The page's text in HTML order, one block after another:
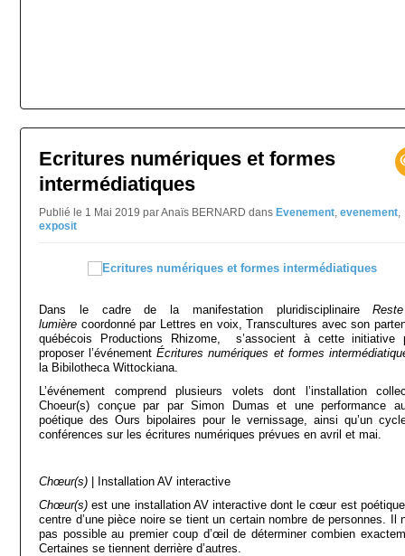
Ecritures numériques et formes
intermédiatiques
Publié le 1 Mai 2019 par Anaïs BERNARD dans Evenement, evenement,
exposit
Dans le cadre de la manifestation pluridisciplinaire
lumière coordonné par Lettres en voix, Transcultures avec son
québécois Productions Rhizome, s’associent à cette initiative
proposer l’événementÉcritures numériques et formes
la Bibilotheca Wittockiana.
L’événement comprend plusieurs volets dont l’installation
Choeur(s) conçue par par Simon Dumas et une performance
poétique des Ours bipolaires pour le vernissage, ainsi qu’un
conférences sur les écritures numériques prévues en avril et mai.
Chœur(s) | Installation AV interactive
Chœur(s)est une installation AV interactive dont le cœur est
centre d’une pièce noire se tient un certain nombre de personnes. Il
pas possible au premier coup d’œil de déterminer combien
Certaines se tiennent derrière d’autres.